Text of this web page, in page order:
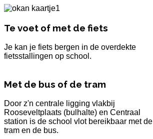
Te voet of met de fiets
Je kan je fiets bergen in de overdekte
fietsstallingen op school.
Met de bus of de tram
Door z'n centrale ligging vlakbij
Rooseveltplaats (bulhalte) en Centraal
station is de school vlot bereikbaar met de
tram en de bus.